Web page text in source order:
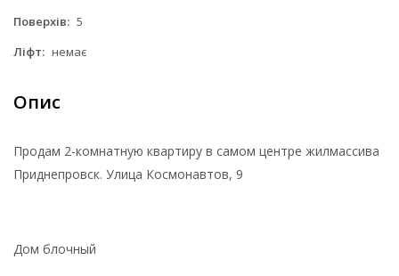
Поверхів: 5
Ліфт: немає
Опис
Продам 2-комнатную квартиру в самом центре жилмассива
Приднепровск. Улица Космонавтов, 9
Дом блочный